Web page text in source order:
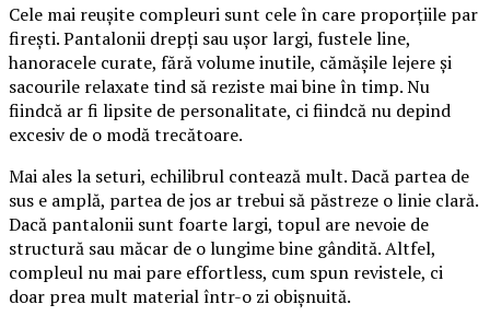
Cele mai reușite compleuri sunt cele în care proporțiile par
firești. Pantalonii drepți sau ușor largi, fustele line,
hanoracele curate, fără volume inutile, cămășile lejere și
sacourile relaxate tind să reziste mai bine în timp. Nu
fiindcă ar fi lipsite de personalitate, ci fiindcă nu depind
excesiv de o modă trecătoare.
Mai ales la seturi, echilibrul contează mult. Dacă partea de
sus e amplă, partea de jos ar trebui să păstreze o linie clară.
Dacă pantalonii sunt foarte largi, topul are nevoie de
structură sau măcar de o lungime bine gândită. Altfel,
compleul nu mai pare effortless, cum spun revistele, ci
doar prea mult material într-o zi obișnuită.